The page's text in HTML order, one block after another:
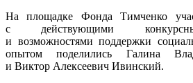
На площадке Фонда Тимченко
с действующими
и возможностями поддержки
опытом поделились Галина
и Виктор Алексеевич Ивинский.